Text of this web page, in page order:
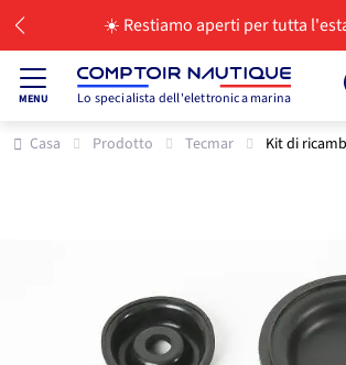
☀️ Restiamo aperti per tutta
MENU Lo specialista dell'elettronica marina
Casa Prodotto Tecmar Kit di